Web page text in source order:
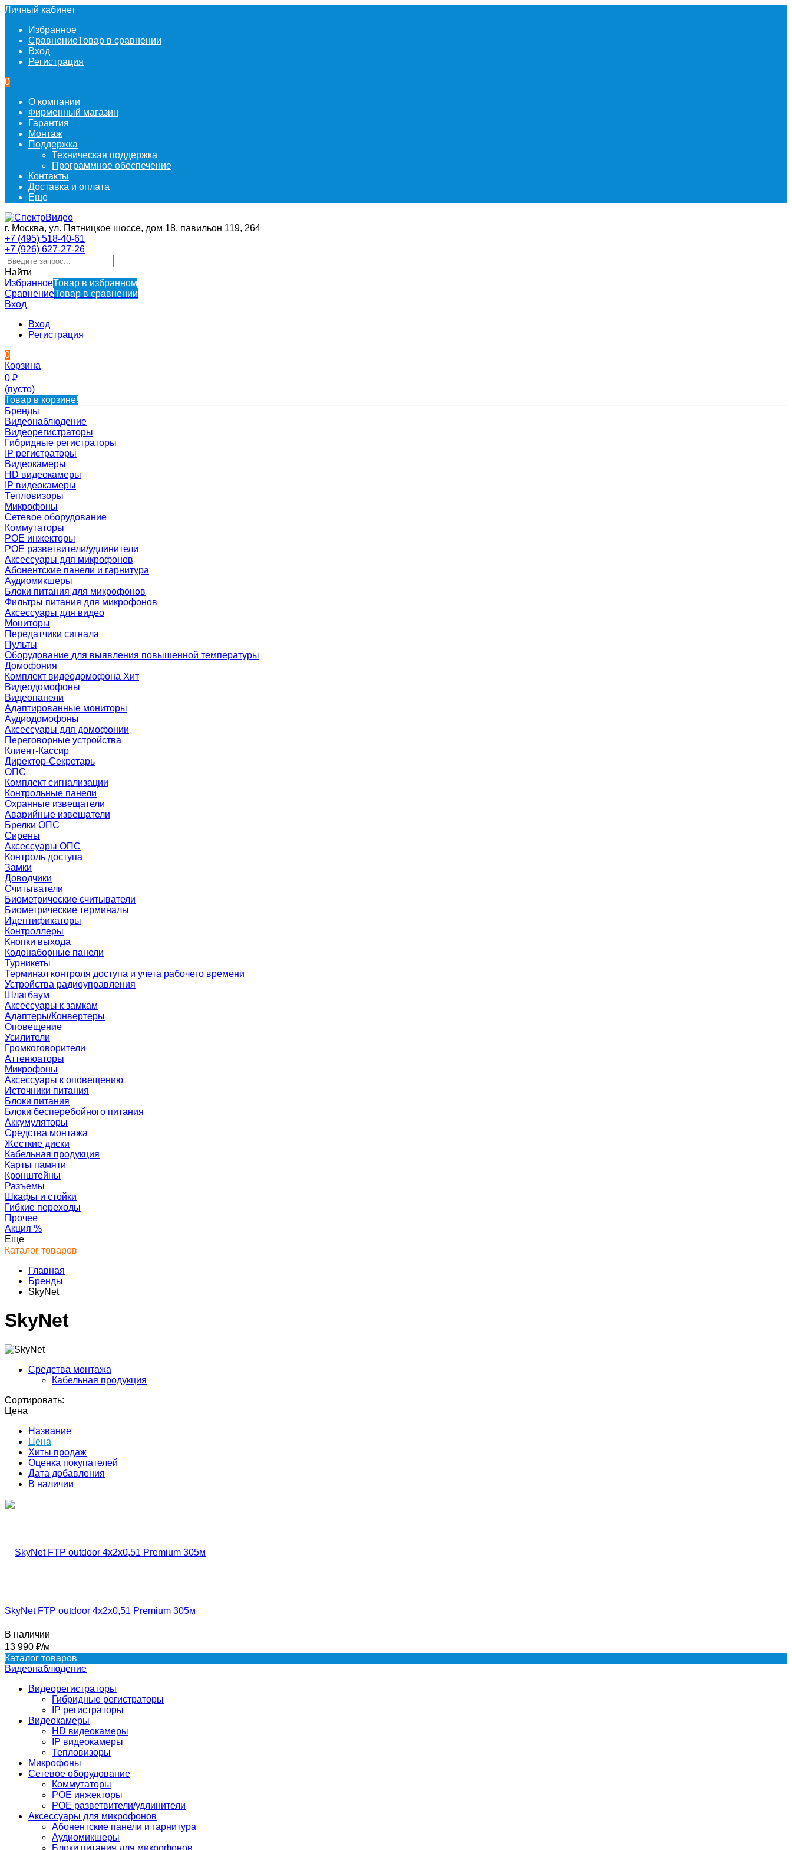
Личный кабинет
Избранное
СравнениеТовар в сравнении
Вход
Регистрация
0
О компании
Фирменный магазин
Гарантия
Монтаж
Поддержка
Техническая поддержка
Программное обеспечение
Контакты
Доставка и оплата
Еще
г. Москва, ул. Пятницкое шоссе, дом 18, павильон 119, 264
+7 (495) 518-40-61
+7 (926) 627-27-26
Найти
ИзбранноеТовар в избранном
СравнениеТовар в сравнении
Вход
Вход
Регистрация
0
Корзина
0 ₽
(пусто)
Товар в корзине!
Бренды
Видеонаблюдение
Видеорегистраторы
Гибридные регистраторы
IP регистраторы
Видеокамеры
HD видеокамеры
IP видеокамеры
Тепловизоры
Микрофоны
Сетевое оборудование
Коммутаторы
POE инжекторы
POE разветвители/удлинители
Аксессуары для микрофонов
Абонентские панели и гарнитура
Аудиомикшеры
Блоки питания для микрофонов
Фильтры питания для микрофонов
Аксессуары для видео
Мониторы
Передатчики сигнала
Пульты
Оборудование для выявления повышенной температуры
Домофония
Комплект видеодомофона Хит
Видеодомофоны
Видеопанели
Адаптированные мониторы
Аудиодомофоны
Аксессуары для домофонии
Переговорные устройства
Клиент-Кассир
Директор-Секретарь
ОПС
Комплект сигнализации
Контрольные панели
Охранные извещатели
Аварийные извещатели
Брелки ОПС
Сирены
Аксессуары ОПС
Контроль доступа
Замки
Доводчики
Считыватели
Биометрические считыватели
Биометрические терминалы
Идентификаторы
Контроллеры
Кнопки выхода
Кодонаборные панели
Турникеты
Терминал контроля доступа и учета рабочего времени
Устройства радиоуправления
Шлагбаум
Аксессуары к замкам
Адаптеры/Конвертеры
Оповещение
Усилители
Громкоговорители
Аттенюаторы
Микрофоны
Аксессуары к оповещению
Источники питания
Блоки питания
Блоки бесперебойного питания
Аккумуляторы
Средства монтажа
Жесткие диски
Кабельная продукция
Карты памяти
Кронштейны
Разъемы
Шкафы и стойки
Гибкие переходы
Прочее
Акция %
Еще
Каталог товаров
Главная
Бренды
SkyNet
SkyNet
Средства монтажа
Кабельная продукция
Сортировать:
Цена
Название
Цена
Хиты продаж
Оценка покупателей
Дата добавления
В наличии
​SkyNet FTP outdoor 4x2x0,51 Premium 305м
В наличии
13 990 ₽/м
Каталог товаров
Видеонаблюдение
Видеорегистраторы
Гибридные регистраторы
IP регистраторы
Видеокамеры
HD видеокамеры
IP видеокамеры
Тепловизоры
Микрофоны
Сетевое оборудование
Коммутаторы
POE инжекторы
POE разветвители/удлинители
Аксессуары для микрофонов
Абонентские панели и гарнитура
Аудиомикшеры
Блоки питания для микрофонов